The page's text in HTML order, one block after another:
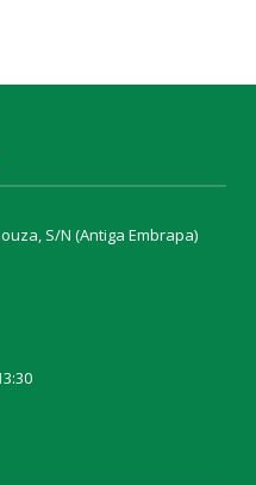
S/N (Antiga Embrapa)